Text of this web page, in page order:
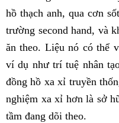
hồ thạch anh, qua cơn
trường second hand, và
ăn theo. Liệu nó có thể
ví dụ như trí tuệ nhân
đồng hồ xa xỉ truyền
nghiệm xa xỉ hơn là sở
tầm đang dõi theo.